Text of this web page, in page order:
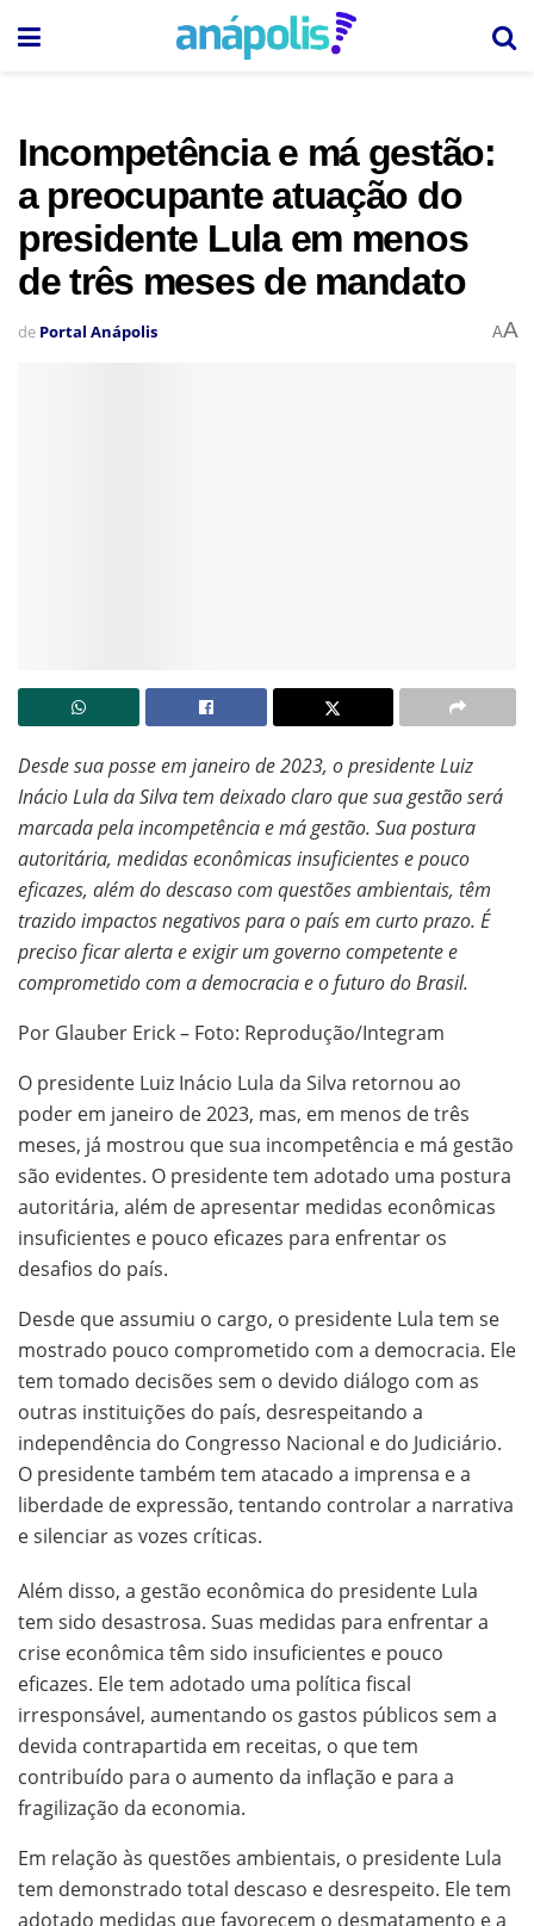
Incompetência e má gestão:
a preocupante atuação do
presidente Lula em menos
de três meses de mandato
de Portal Anápolis AA
Desde sua posse em janeiro de 2023, o presidente Luiz
Inácio Lula da Silva tem deixado claro que sua gestão será
marcada pela incompetência e má gestão. Sua postura
autoritária, medidas econômicas insuficientes e pouco
eficazes, além do descaso com questões ambientais, têm
trazido impactos negativos para o país em curto prazo. É
preciso ficar alerta e exigir um governo competente e
comprometido com a democracia e o futuro do Brasil.
Por Glauber Erick – Foto: Reprodução/Integram
O presidente Luiz Inácio Lula da Silva retornou ao
poder em janeiro de 2023, mas, em menos de três
meses, já mostrou que sua incompetência e má gestão
são evidentes. O presidente tem adotado uma postura
autoritária, além de apresentar medidas econômicas
insuficientes e pouco eficazes para enfrentar os
desafios do país.
Desde que assumiu o cargo, o presidente Lula tem se
mostrado pouco comprometido com a democracia. Ele
tem tomado decisões sem o devido diálogo com as
outras instituições do país, desrespeitando a
independência do Congresso Nacional e do Judiciário.
O presidente também tem atacado a imprensa e a
liberdade de expressão, tentando controlar a narrativa
e silenciar as vozes críticas.
Além disso, a gestão econômica do presidente Lula
tem sido desastrosa. Suas medidas para enfrentar a
crise econômica têm sido insuficientes e pouco
eficazes. Ele tem adotado uma política fiscal
irresponsável, aumentando os gastos públicos sem a
devida contrapartida em receitas, o que tem
contribuído para o aumento da inflação e para a
fragilização da economia.
Em relação às questões ambientais, o presidente Lula
tem demonstrado total descaso e desrespeito. Ele tem
adotado medidas que favorecem o desmatamento e a